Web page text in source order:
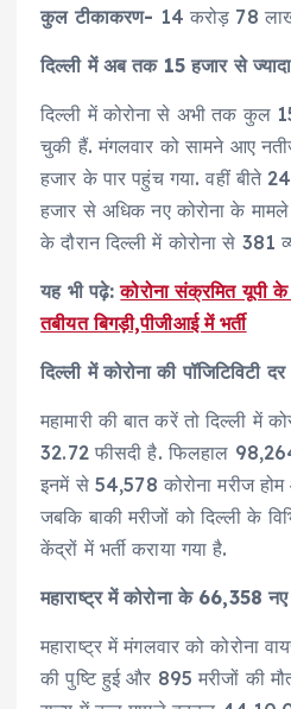
कुल टीकाकरण- 14 करोड़ 78
दिल्ली में अब तक 15 हजार से
दिल्ली में कोरोना से अभी तक कुल
चुकी हैं. मंगलवार को सामने आए
हजार के पार पहुंच गया. वहीं बीते
हजार से अधिक नए कोरोना के
के दौरान दिल्ली में कोरोना से 381
यह भी पढ़े:कोरोना संक्रमित यूपी के
तबीयत बिगड़ी,पीजीआई में भर्ती
दिल्ली में कोरोना की पॉजिटिविटी
महामारी की बात करें तो दिल्ली में
32.72 फीसदी है. फिलहाल 98,264
इनमें से 54,578 कोरोना मरीज
जबकि बाकी मरीजों को दिल्ली के
केंद्रों में भर्ती कराया गया है.
महाराष्ट्र में कोरोना के 66,358
महाराष्ट्र में मंगलवार को कोरोना
की पुष्टि हुई और 895 मरीजों की मौत